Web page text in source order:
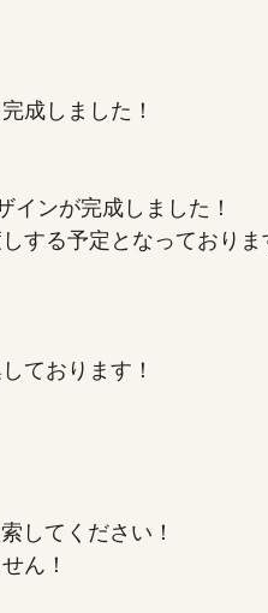
成しました！
インが完成しました！
する予定となっておりま
ております！
してください！
ん！